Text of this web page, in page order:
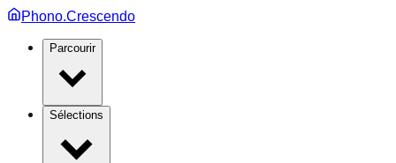
Phono.Crescendo
Parcourir
Sélections